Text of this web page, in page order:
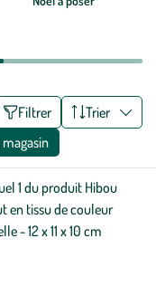
Filtrer
Trier